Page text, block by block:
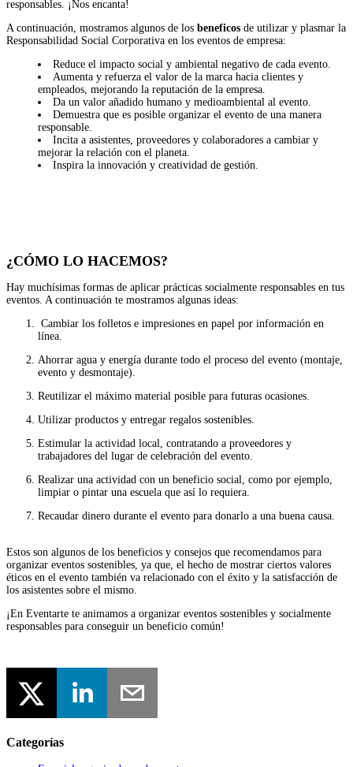
responsables. ¡Nos encanta!
A continuación, mostramos algunos de los beneficos de utilizar y plasmar la
Responsabilidad Social Corporativa en los eventos de empresa:
Reduce el impacto social y ambiental negativo de cada evento.
Aumenta y refuerza el valor de la marca hacia clientes y
empleados, mejorando la reputación de la empresa.
Da un valor añadido humano y medioambiental al evento.
Demuestra que es posible organizar el evento de una manera
responsable.
Incita a asistentes, proveedores y colaboradores a cambiar y
mejorar la relación con el planeta.
Inspira la innovación y creatividad de gestión.
¿CÓMO LO HACEMOS?
Hay muchísimas formas de aplicar prácticas socialmente responsables en tus
eventos. A continuación te mostramos algunas ideas:
Cambiar los folletos e impresiones en papel por información en
línea.
Ahorrar agua y energía durante todo el proceso del evento (montaje,
evento y desmontaje).
Reutilizar el máximo material posible para futuras ocasiones.
Utilizar productos y entregar regalos sostenibles.
Estimular la actividad local, contratando a proveedores y
trabajadores del lugar de celebración del evento.
Realizar una actividad con un beneficio social, como por ejemplo,
limpiar o pintar una escuela que así lo requiera.
Recaudar dinero durante el evento para donarlo a una buena causa.
Estos son algunos de los beneficios y consejos que recomendamos para
organizar eventos sostenibles, ya que, el hecho de mostrar ciertos valores
éticos en el evento también va relacionado con el éxito y la satisfacción de
los asistentes sobre el mismo.
¡En Eventarte te animamos a organizar eventos sostenibles y socialmente
responsables para conseguir un beneficio común!
Categorías